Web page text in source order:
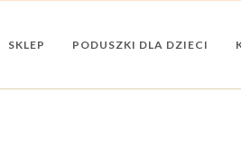
SKLEP PODUSZKI DLA DZIECI